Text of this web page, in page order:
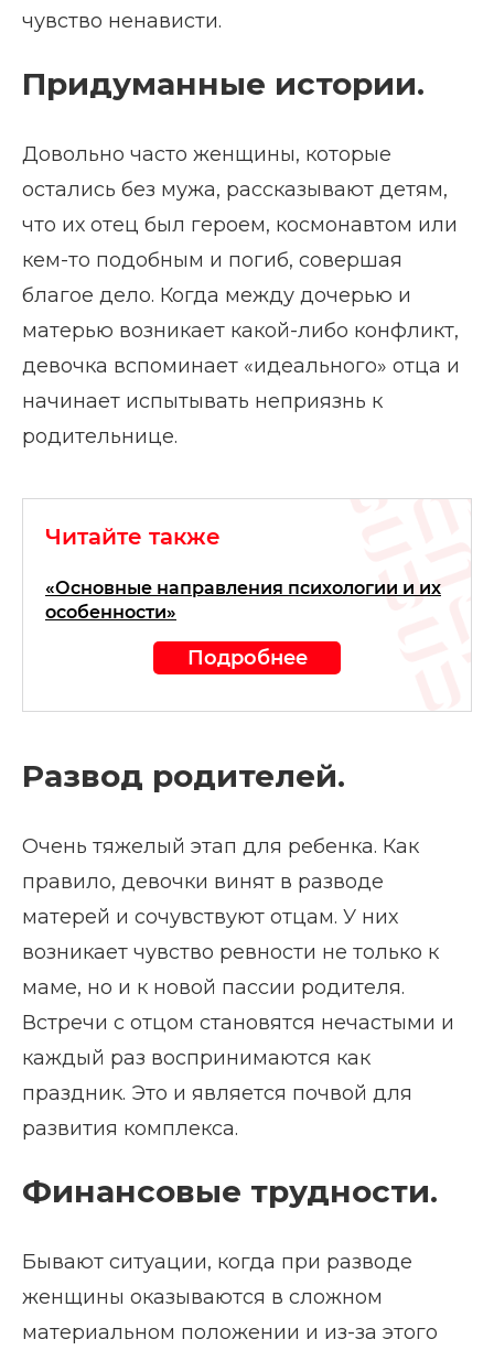
чувство ненависти.
Придуманные истории.
Довольно часто женщины, которые
остались без мужа, рассказывают детям,
что их отец был героем, космонавтом или
кем-то подобным и погиб, совершая
благое дело. Когда между дочерью и
матерью возникает какой-либо конфликт,
девочка вспоминает «идеального» отца и
начинает испытывать неприязнь к
родительнице.
Читайте также
«Основные направления психологии и их
особенности»
Подробнее
Развод родителей.
Очень тяжелый этап для ребенка. Как
правило, девочки винят в разводе
матерей и сочувствуют отцам. У них
возникает чувство ревности не только к
маме, но и к новой пассии родителя.
Встречи с отцом становятся нечастыми и
каждый раз воспринимаются как
праздник. Это и является почвой для
развития комплекса.
Финансовые трудности.
Бывают ситуации, когда при разводе
женщины оказываются в сложном
материальном положении и из-за этого